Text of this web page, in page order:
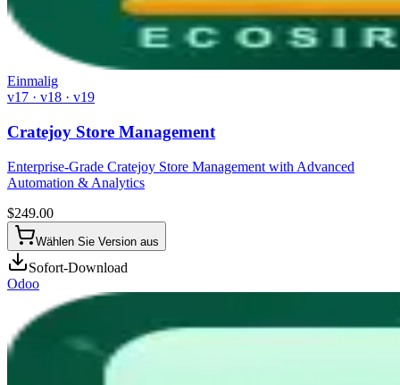
Einmalig
v17 · v18 · v19
Cratejoy Store Management
Enterprise-Grade Cratejoy Store Management with Advanced
Automation & Analytics
$249.00
Wählen Sie Version aus
Sofort-Download
Odoo